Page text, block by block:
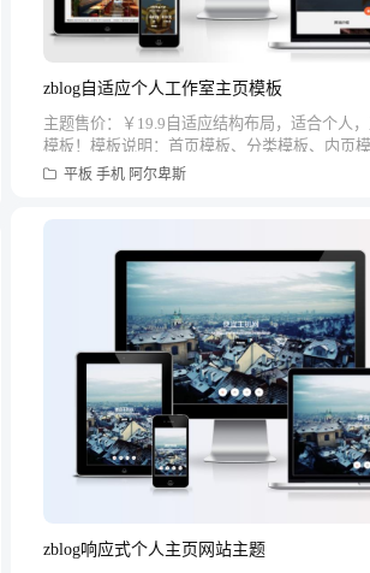
zblog自适应个人工作室主页模板
主题售价：￥19.9自适应结构布局，适合个人
模板！模板说明：首页模板、分类模板、内页
块...平板 手机 阿尔卑斯
zblog响应式个人主页网站主题